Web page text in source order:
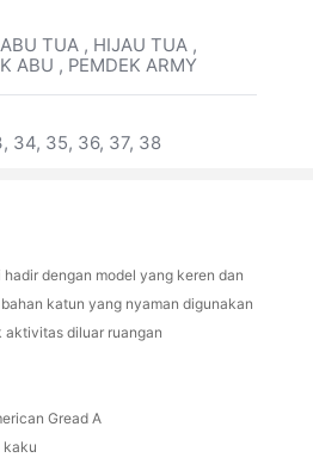
TUA , HIJAU TUA ,
ABU , PEMDEK ARMY
34, 35, 36, 37, 38
dengan model yang keren dan
katun yang nyaman digunakan
diluar ruangan
Gread A
kaku